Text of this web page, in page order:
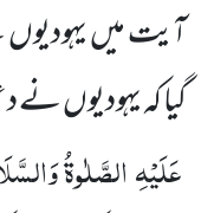
آیت میں
گیا کہ یہودیوںنے
عَلَیْہِ الصَّلٰوۃُ